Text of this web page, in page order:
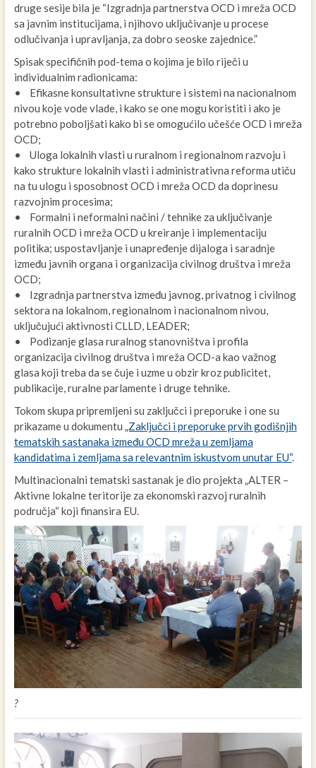
druge sesije bila je “Izgradnja partnerstva OCD i mreža OCD
sa javnim institucijama, i njihovo uključivanje u procese
odlučivanja i upravljanja, za dobro seoske zajednice.”
Spisak specifičnih pod-tema o kojima je bilo riječi u
individualnim radionicama:
• Efikasne konsultativne strukture i sistemi na nacionalnom
nivou koje vode vlade, i kako se one mogu koristiti i ako je
potrebno poboljšati kako bi se omogućilo učešće OCD i mreža
OCD;
• Uloga lokalnih vlasti u ruralnom i regionalnom razvoju i
kako strukture lokalnih vlasti i administrativna reforma utiču
na tu ulogu i sposobnost OCD i mreža OCD da doprinesu
razvojnim procesima;
• Formalni i neformalni načini / tehnike za uključivanje
ruralnih OCD i mreža OCD u kreiranje i implementaciju
politika; uspostavljanje i unapređenje dijaloga i saradnje
između javnih organa i organizacija civilnog društva i mreža
OCD;
• Izgradnja partnerstva između javnog, privatnog i civilnog
sektora na lokalnom, regionalnom i nacionalnom nivou,
uključujući aktivnosti CLLD, LEADER;
• Podizanje glasa ruralnog stanovništva i profila
organizacija civilnog društva i mreža OCD-a kao važnog
glasa koji treba da se čuje i uzme u obzir kroz publicitet,
publikacije, ruralne parlamente i druge tehnike.
Tokom skupa pripremljeni su zaključci i preporuke i one su
prikazame u dokumentu „Zaključci i preporuke prvih godišnjih
tematskih sastanaka između OCD mreža u zemljama
kandidatima i zemljama sa relevantnim iskustvom unutar EU“.
Multinacionalni tematski sastanak je dio projekta „ALTER –
Aktivne lokalne teritorije za ekonomski razvoj ruralnih
područja“ koji finansira EU.
?